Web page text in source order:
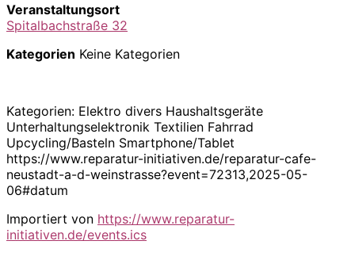
Veranstaltungsort
Spitalbachstraße 32
Kategorien Keine Kategorien
Kategorien: Elektro divers Haushaltsgeräte
Unterhaltungselektronik Textilien Fahrrad
Upcycling/Basteln Smartphone/Tablet
https://www.reparatur-initiativen.de/reparatur-cafe-
neustadt-a-d-weinstrasse?event=72313,2025-05-
06#datum
Importiert von https://www.reparatur-
initiativen.de/events.ics